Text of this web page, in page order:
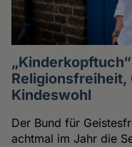
Religionsfreiheit,
Kindeswohl
Der Bund für
achtmal im Jahr die